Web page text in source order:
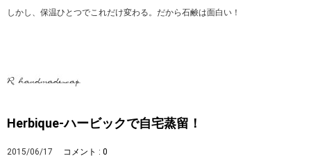
しかし、保温ひとつでこれだけ変わる。だから石鹸は面白い！
Herbique-ハービックで自宅蒸留！
2015/06/17 コメント : 0